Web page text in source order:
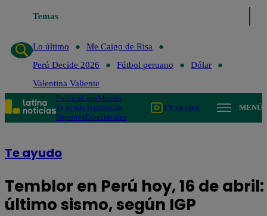
Temas
Lo último
Me Caigo de Risa
Perú Decide 2026
Fútbol peruano
Dólar
Valentina Valiente
PolíticaLimaMundo
Te ayudoTendencias
DeportesEspectáculos
TV en vivo MENÚ
Te ayudo
Temblor en Perú hoy, 16 de
último sismo, según IGP